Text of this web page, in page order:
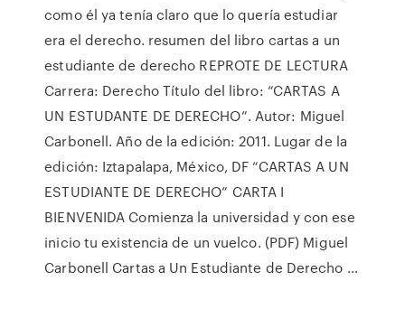
como él ya tenía claro que lo quería estudiar
era el derecho. resumen del libro cartas a un
estudiante de derecho REPROTE DE LECTURA
Carrera: Derecho Título del libro: “CARTAS A
UN ESTUDANTE DE DERECHO”. Autor: Miguel
Carbonell. Año de la edición: 2011. Lugar de la
edición: Iztapalapa, México, DF “CARTAS A UN
ESTUDIANTE DE DERECHO” CARTA I
BIENVENIDA Comienza la universidad y con ese
inicio tu existencia de un vuelco. (PDF) Miguel
Carbonell Cartas a Un Estudiante de Derecho ...